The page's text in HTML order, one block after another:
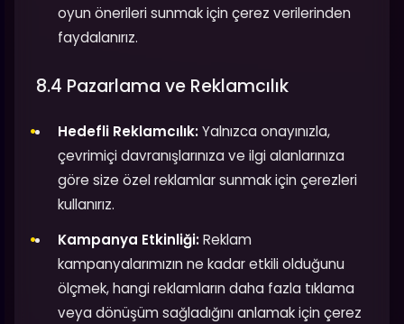
oyun önerileri sunmak için çerez verilerinden
faydalanırız.
8.4 Pazarlama ve Reklamcılık
Hedefli Reklamcılık:Yalnızca onayınızla,
çevrimiçi davranışlarınıza ve ilgi alanlarınıza
göre size özel reklamlar sunmak için çerezleri
kullanırız.
Kampanya Etkinliği:Reklam
kampanyalarımızın ne kadar etkili olduğunu
ölçmek, hangi reklamların daha fazla tıklama
veya dönüşüm sağladığını anlamak için çerez